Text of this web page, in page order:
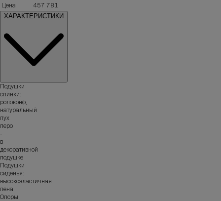
Цена 457 781
ХАРАКТЕРИСТИКИ
Подушки
спинки:
ролоконф,
натуральный
пух
перо
-
в
декоративной
подушке
Подушки
сиденья:
высокоэластичная
пена
Опоры: